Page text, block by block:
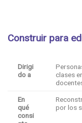
Construir para
Dirigi
do a
clases
En
qué
consi
por los